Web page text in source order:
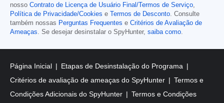
nosso Contrato de Licença de Usuário Final/Termos de Serviço
Política de Privacidade/Cookies e Termos de Desconto . Consulte
também nossas Perguntas Frequentes e Critérios de Avaliação de
Ameaças . Se desejar desinstalar o SpyHunter, saiba como
Página Inicial
Etapas de Desinstalação do Programa
Critérios de avaliação de ameaças do SpyHunter
Termos e
Condições Adicionais do SpyHunter
Termos e Condições